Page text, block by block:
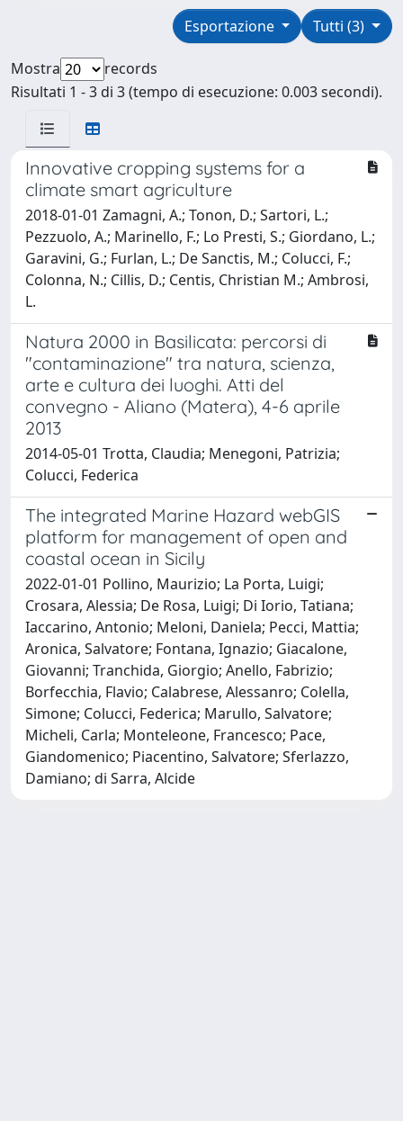
Tutti (3)
Esportazione
Mostra
records
Risultati 1 - 3 di 3 (tempo di esecuzione: 0.003 secondi).
Innovative cropping systems for a
climate smart agriculture
2018-01-01 Zamagni, A.; Tonon, D.; Sartori, L.;
Pezzuolo, A.; Marinello, F.; Lo Presti, S.; Giordano, L.;
Garavini, G.; Furlan, L.; De Sanctis, M.; Colucci, F.;
Colonna, N.; Cillis, D.; Centis, Christian M.; Ambrosi,
L.
Natura 2000 in Basilicata: percorsi di
"contaminazione" tra natura, scienza,
arte e cultura dei luoghi. Atti del
convegno - Aliano (Matera), 4-6 aprile
2013
2014-05-01 Trotta, Claudia; Menegoni, Patrizia;
Colucci, Federica
The integrated Marine Hazard webGIS
platform for management of open and
coastal ocean in Sicily
2022-01-01 Pollino, Maurizio; La Porta, Luigi;
Crosara, Alessia; De Rosa, Luigi; Di Iorio, Tatiana;
Iaccarino, Antonio; Meloni, Daniela; Pecci, Mattia;
Aronica, Salvatore; Fontana, Ignazio; Giacalone,
Giovanni; Tranchida, Giorgio; Anello, Fabrizio;
Borfecchia, Flavio; Calabrese, Alessanro; Colella,
Simone; Colucci, Federica; Marullo, Salvatore;
Micheli, Carla; Monteleone, Francesco; Pace,
Giandomenico; Piacentino, Salvatore; Sferlazzo,
Damiano; di Sarra, Alcide